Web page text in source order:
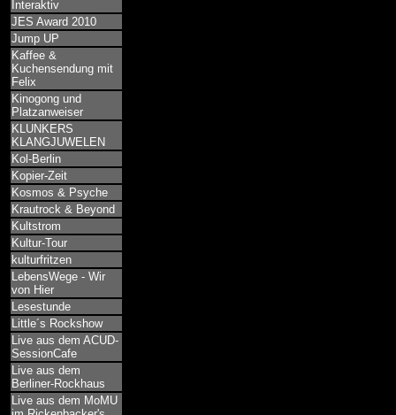
Interaktiv
JES Award 2010
Jump UP
Kaffee &
Kuchensendung mit
Felix
Kinogong und
Platzanweiser
KLUNKERS
KLANGJUWELEN
Kol-Berlin
Kopier-Zeit
Kosmos & Psyche
Krautrock & Beyond
Kultstrom
Kultur-Tour
kulturfritzen
LebensWege - Wir
von Hier
Lesestunde
Little´s Rockshow
Live aus dem ACUD-
SessionCafe
Live aus dem
Berliner-Rockhaus
Live aus dem MoMU